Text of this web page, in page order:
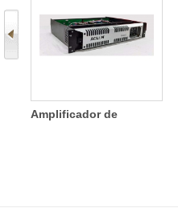
Amplificador de